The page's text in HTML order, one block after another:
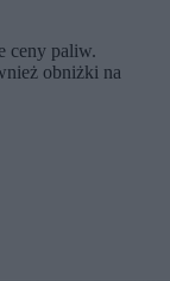
ceny paliw.
obniżki na